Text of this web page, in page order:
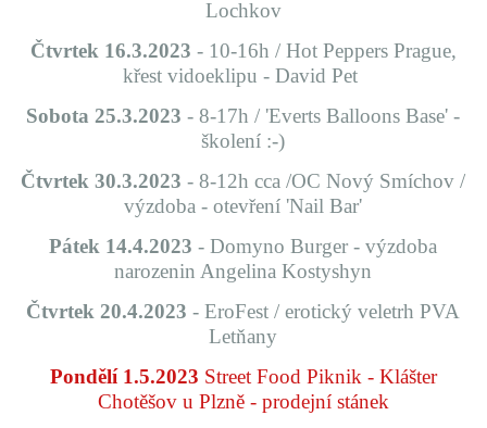
Lochkov
Čtvrtek 16.3.2023 - 10-16h / Hot Peppers Prague,
křest vidoeklipu - David Pet
Sobota 25.3.2023 - 8-17h / 'Everts Balloons Base' -
školení :-)
Čtvrtek 30.3.2023- 8-12h cca /OC Nový Smíchov /
výzdoba - otevření 'Nail Bar'
Pátek 14.4.2023 - Domyno Burger - výzdoba
narozenin Angelina Kostyshyn
Čtvrtek 20.4.2023 - EroFest / erotický veletrh PVA
Letňany
Pondělí 1.5.2023 Street Food Piknik - Klášter
Chotěšov u Plzně - prodejní stánek